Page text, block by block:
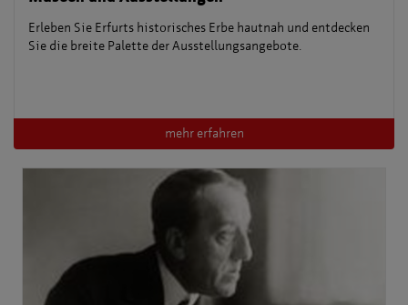
Erleben Sie Erfurts historisches Erbe hautnah und entdecken
Sie die breite Palette der Ausstellungsangebote.
mehr erfahren